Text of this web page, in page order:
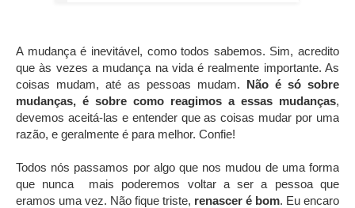
A mudança é inevitável, como todos sabemos. Sim, acredito
que às vezes a mudança na vida é realmente importante. As
coisas mudam, até as pessoas mudam. Não é só sobre
mudanças, é sobre como reagimos a essas mudanças,
devemos aceitá-las e entender que as coisas mudar por uma
razão, e geralmente é para melhor. Confie!
Todos nós passamos por algo que nos mudou de uma forma
que nunca mais poderemos voltar a ser a pessoa que
eramos uma vez. Não fique triste, renascer é bom. Eu encaro